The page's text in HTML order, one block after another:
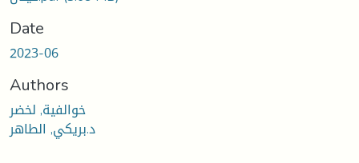
Date
2023-06
Authors
خوالفية, لخضر
د.بريكي, الطاهر